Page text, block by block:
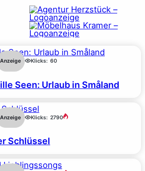
Anzeige Klicks: 60
Seen: Urlaub in Småland
Anzeige Klicks: 2790
Schlüssel